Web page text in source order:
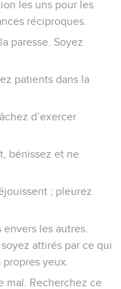
les uns pour les
réciproques.
paresse. Soyez
patients dans la
d’exercer
bénissez et ne
; pleurez
les autres.
attirés par ce qui
yeux.
mal. Recherchez ce